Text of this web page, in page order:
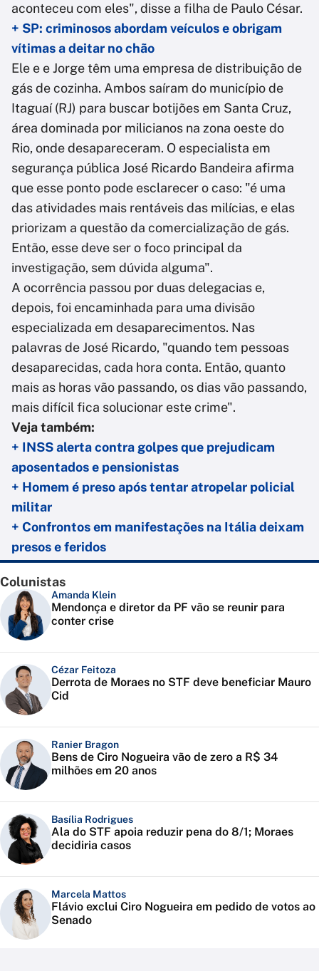
aconteceu com eles", disse a filha de Paulo César.
+ SP: criminosos abordam veículos e obrigam
vítimas a deitar no chão
Ele e e Jorge têm uma empresa de distribuição de
gás de cozinha. Ambos saíram do município de
Itaguaí (RJ) para buscar botijões em Santa Cruz,
área dominada por milicianos na zona oeste do
Rio, onde desapareceram. O especialista em
segurança pública José Ricardo Bandeira afirma
que esse ponto pode esclarecer o caso: "é uma
das atividades mais rentáveis das milícias, e elas
priorizam a questão da comercialização de gás.
Então, esse deve ser o foco principal da
investigação, sem dúvida alguma".
A ocorrência passou por duas delegacias e,
depois, foi encaminhada para uma divisão
especializada em desaparecimentos. Nas
palavras de José Ricardo, "quando tem pessoas
desaparecidas, cada hora conta. Então, quanto
mais as horas vão passando, os dias vão passando,
mais difícil fica solucionar este crime".
Veja também:
+ INSS alerta contra golpes que prejudicam
aposentados e pensionistas
+ Homem é preso após tentar atropelar policial
militar
+ Confrontos em manifestações na Itália deixam
presos e feridos
Colunistas
Amanda Klein
Mendonça e diretor da PF vão se reunir para
conter crise
Cézar Feitoza
Derrota de Moraes no STF deve beneficiar Mauro
Cid
Ranier Bragon
Bens de Ciro Nogueira vão de zero a R$ 34
milhões em 20 anos
Basília Rodrigues
Ala do STF apoia reduzir pena do 8/1; Moraes
decidiria casos
Marcela Mattos
Flávio exclui Ciro Nogueira em pedido de votos ao
Senado